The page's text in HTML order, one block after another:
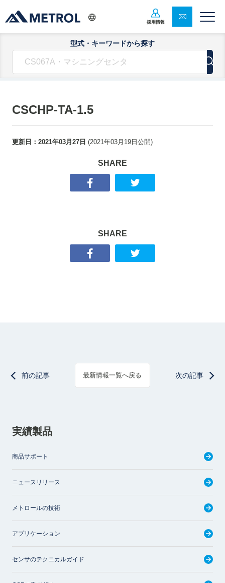
採用情報
型式・キーワードから探す
CSCHP-TA-1.5
更新日： 2021年03月27日 (2021年03月19日 公開)
SHARE
SHARE
前の記事 最新情報一覧へ戻る 次の記事
実績製品
商品サポート
ニュースリリース
メトロールの技術
アプリケーション
センサのテクニカルガイド